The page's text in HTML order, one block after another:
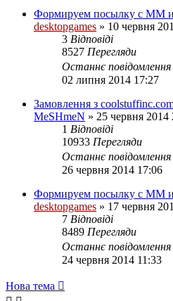
Формируем посылку с ММ
desktopgames » 10 червня
3 Відповіді
8527 Перегляди
Останнє повідомлення
02 липня 2014 17:27
Замовлення з
MeSHmeN » 25 червня 2014
1 Відповіді
10933 Перегляди
Останнє повідомлення
26 червня 2014 17:06
Формируем посылку с ММ
desktopgames » 17 червня
7 Відповіді
8489 Перегляди
Останнє повідомлення
24 червня 2014 11:33
Нова тема